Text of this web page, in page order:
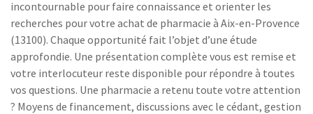
incontournable pour faire connaissance et orienter les
recherches pour votre achat de pharmacie à Aix-en-Provence
(13100). Chaque opportunité fait l’objet d’une étude
approfondie. Une présentation complète vous est remise et
votre interlocuteur reste disponible pour répondre à toutes
vos questions. Une pharmacie a retenu toute votre attention
? Moyens de financement, discussions avec le cédant, gestion